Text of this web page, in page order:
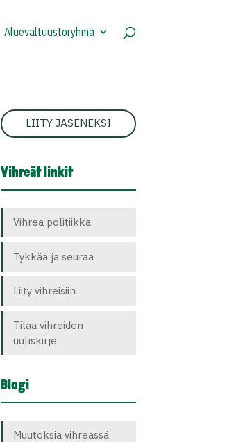
Aluevaltuustoryhmä
LIITY JÄSENEKSI
Vihreät linkit
Vihreä politiikka
Tykkää ja seuraa
Liity vihreisiin
Tilaa vihreiden
uutiskirje
Blogi
Muutoksia vihreässä